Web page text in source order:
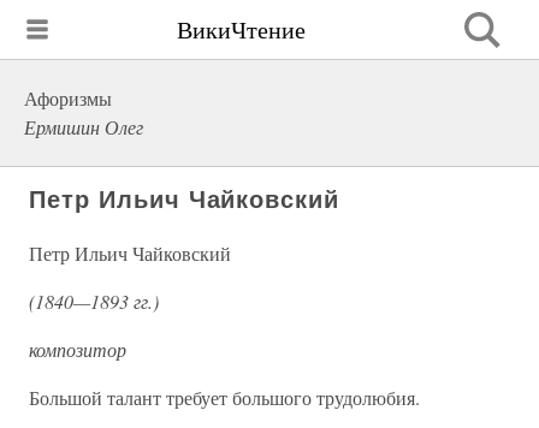
ВикиЧтение
Афоризмы
Ермишин Олег
Петр Ильич Чайковский
Петр Ильич Чайковский
(1840—1893 гг.)
композитор
Большой талант требует большого трудолюбия.